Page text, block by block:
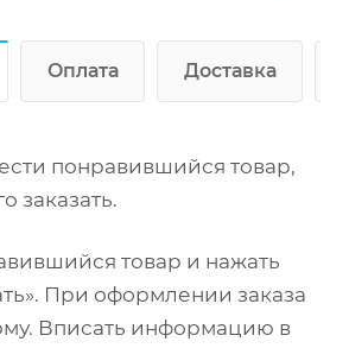
Оплата Доставка
понравившийся товар,
заказать.
товар и нажать
При оформлении заказа
Вписать информацию в